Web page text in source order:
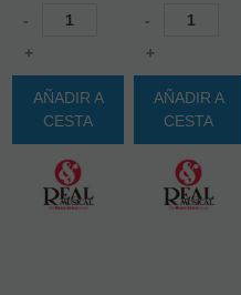
-
+
AÑADIR A
CESTA
-
+
AÑADIR A
CESTA